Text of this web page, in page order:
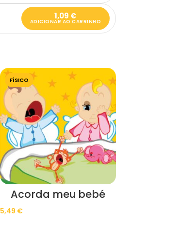
1,09 €
ADICIONAR AO CARRINHO
FÍSICO
Acorda meu bebé
5,49 €